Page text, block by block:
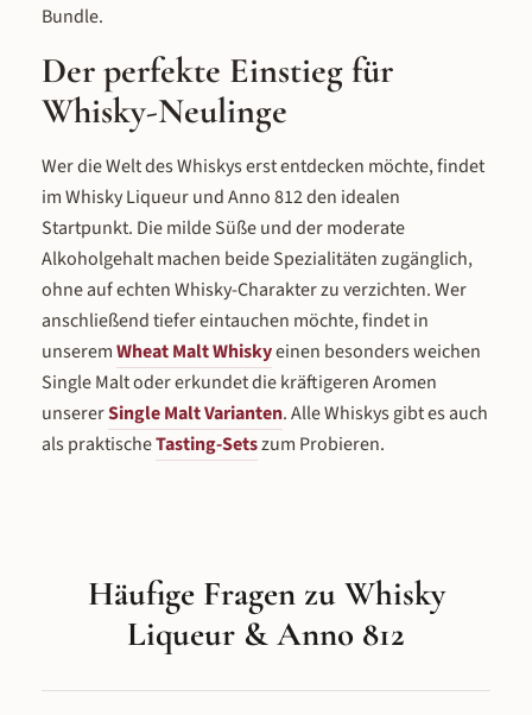
Bundle.
Der perfekte Einstieg für
Whisky-Neulinge
Wer die Welt des Whiskys erst entdecken möchte, findet
im Whisky Liqueur und Anno 812 den idealen
Startpunkt. Die milde Süße und der moderate
Alkoholgehalt machen beide Spezialitäten zugänglich,
ohne auf echten Whisky-Charakter zu verzichten. Wer
anschließend tiefer eintauchen möchte, findet in
unseremWheat Malt Whiskyeinen besonders weichen
Single Malt oder erkundet die kräftigeren Aromen
unsererSingle Malt Varianten. Alle Whiskys gibt es auch
als praktischeTasting-Setszum Probieren.
Häufige Fragen zu Whisky
Liqueur & Anno 812